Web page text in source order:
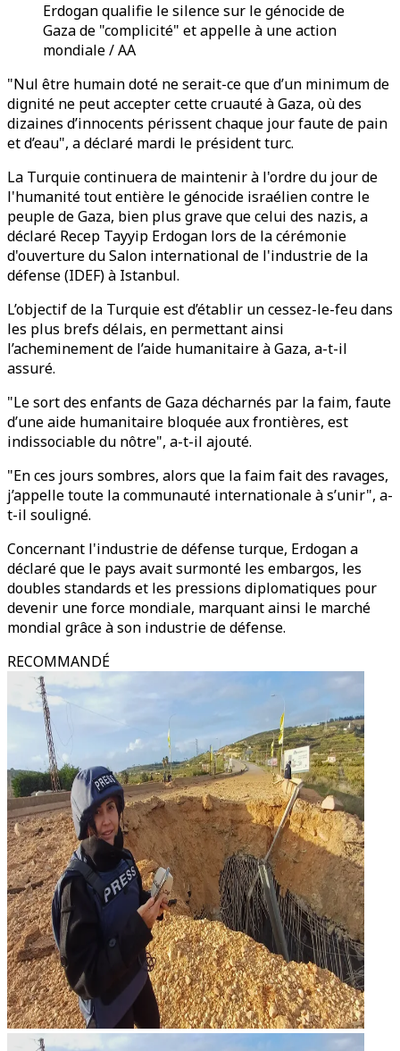
Erdogan qualifie le silence sur le génocide de
Gaza de "complicité" et appelle à une action
mondiale / AA
"Nul être humain doté ne serait-ce que d’un minimum de
dignité ne peut accepter cette cruauté à Gaza, où des
dizaines d’innocents périssent chaque jour faute de pain
et d’eau", a déclaré mardi le président turc.
La Turquie continuera de maintenir à l'ordre du jour de
l'humanité tout entière le génocide israélien contre le
peuple de Gaza, bien plus grave que celui des nazis, a
déclaré Recep Tayyip Erdogan lors de la cérémonie
d'ouverture du Salon international de l'industrie de la
défense (IDEF) à Istanbul.
L’objectif de la Turquie est d’établir un cessez-le-feu dans
les plus brefs délais, en permettant ainsi
l’acheminement de l’aide humanitaire à Gaza, a-t-il
assuré.
"Le sort des enfants de Gaza décharnés par la faim, faute
d’une aide humanitaire bloquée aux frontières, est
indissociable du nôtre", a-t-il ajouté.
"En ces jours sombres, alors que la faim fait des ravages,
j’appelle toute la communauté internationale à s’unir", a-
t-il souligné.
Concernant l'industrie de défense turque, Erdogan a
déclaré que le pays avait surmonté les embargos, les
doubles standards et les pressions diplomatiques pour
devenir une force mondiale, marquant ainsi le marché
mondial grâce à son industrie de défense.
RECOMMANDÉ